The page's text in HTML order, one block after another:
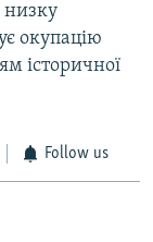
низку
окупацію
історичної
Follow us